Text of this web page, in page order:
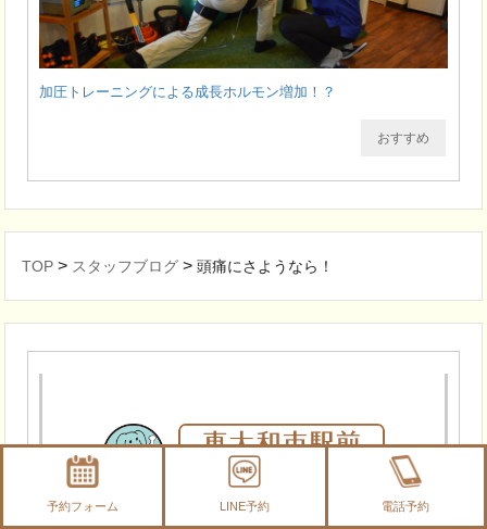
加圧トレーニングによる成長ホルモン増加！？
おすすめ
TOP > スタッフブログ >頭痛にさようなら！
予約フォーム LINE予約 電話予約